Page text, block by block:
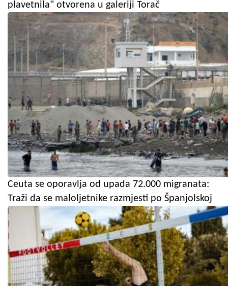
plavetnila" otvorena u galeriji Torač
Ceuta se oporavlja od upada 72.000 migranata:
Traži da se maloljetnike razmjesti po Španjolskoj